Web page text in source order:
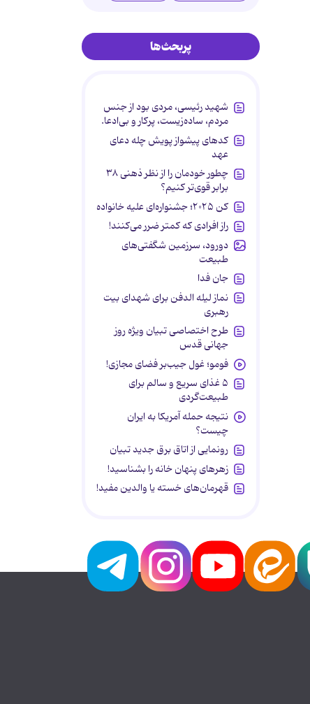
پربحث‌ها
شهید رئیسی، مردی بود از جنس
مردم، ساده‌زیست، پرکار و بی‌ادعا.
کدهای پیشواز پویش چله دعای
عهد
چطور خودمان را از نظر ذهنی ۳۸
برابر قوی‌تر کنیم؟
کن ۲۰۲۵؛ جشنواره‌ای علیه خانواده
راز افرادی که کمتر ضرر می‌کنند!
دورود، سرزمین شگفتی‌های
طبیعت
جان فدا
نماز لیله الدفن برای شهدای بیت
رهبری
طرح اختصاصی تبیان ویژه روز
جهانی قدس
فومو؛ غول جیب‌بر فضای مجازی!
۵ غذای سریع و سالم برای
طبیعت‌گردی
نتیجه حمله آمریکا به ایران
چیست؟
رونمایی از اتاق برق جدید تبیان
زهرهای پنهان خانه را بشناسید!
قهرمان‌های خسته یا والدین مفید!